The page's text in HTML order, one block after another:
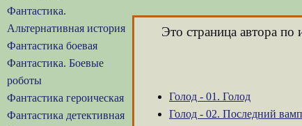
Фантастика.
Альтернативная история
Фантастика боевая
Фантастика. Боевые
роботы
Фантастика героическая
Фантастика детективная
Это страница автора по
Голод - 01. Голод
Голод - 02. Последний